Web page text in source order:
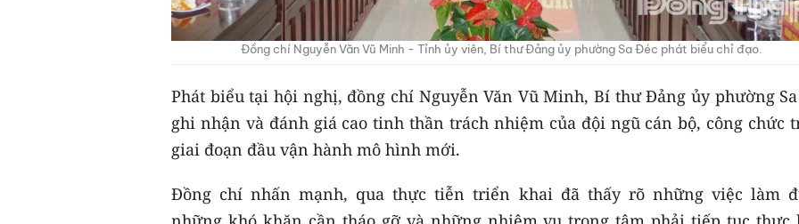
Đồng chí Nguyễn Văn Vũ Minh - Tỉnh ủy viên, Bí thư Đảng ủy phường Sa Đéc phát biểu chỉ đạo.
Phát biểu tại hội nghị, đồng chí Nguyễn Văn Vũ Minh, Bí thư Đảng ủy phường
ghi nhận và đánh giá cao tinh thần trách nhiệm của đội ngũ cán bộ, công chức
giai đoạn đầu vận hành mô hình mới.
Đồng chí nhấn mạnh, qua thực tiễn triển khai đã thấy rõ những việc làm